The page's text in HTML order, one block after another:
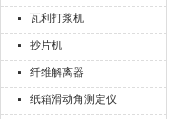
瓦利打浆机
抄片机
纤维解离器
纸箱滑动角测定仪